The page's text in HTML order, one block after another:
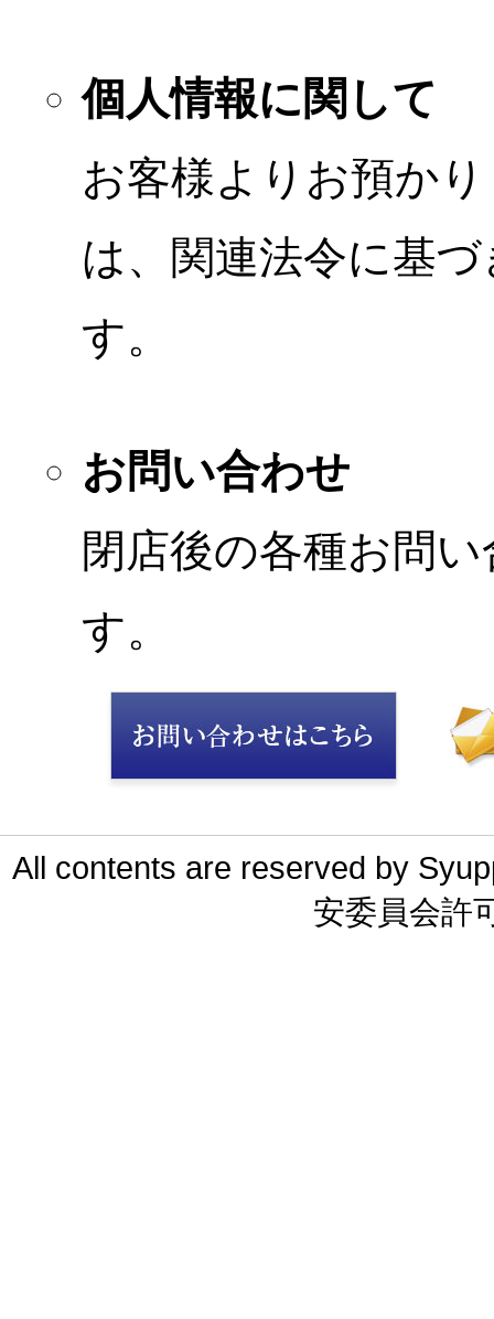
個人情報に関して
お客様よりお預か
は、関連法令に基
す。
お問い合わせ
閉店後の各種お問
す。
All contents are reserved by
安委員会許